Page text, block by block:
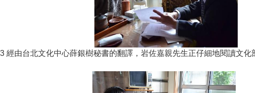
經由台北文化中心薛銀樹秘書的翻譯，岩佐嘉親先生正仔細地閱讀文化